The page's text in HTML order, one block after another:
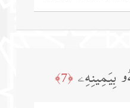
بِیَمِینِهِۦ ﴿7﴾